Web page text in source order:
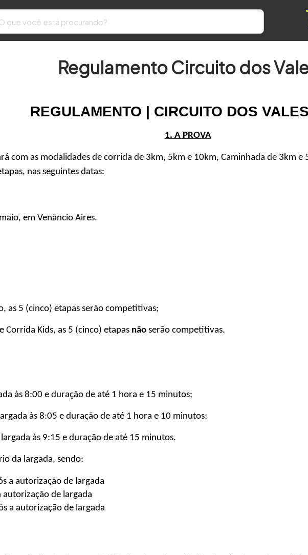
Regulamento Circuito dos
REGULAMENTO | CIRCUITO DOS
1. A PROVA
com as modalidades de corrida de 3km, 5km e 10km, Caminhada de 3km
nas seguintes datas:
em Venâncio Aires.
as 5 (cinco) etapas serão competitivas;
Corrida Kids, as 5 (cinco) etapas não serão competitivas.
às 8:00 e duração de até 1 hora e 15 minutos;
às 8:05 e duração de até 1 hora e 10 minutos;
às 9:15 e duração de até 15 minutos.
da largada, sendo:
a autorização de largada
autorização de largada
a autorização de largada